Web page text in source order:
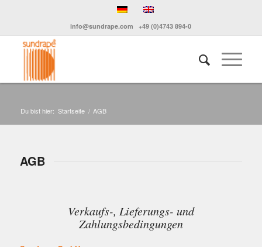
info@sundrape.com +49 (0)4743 894-0
Du bist hier: Startseite / AGB
AGB
Verkaufs-, Lieferungs- und
Zahlungsbedingungen